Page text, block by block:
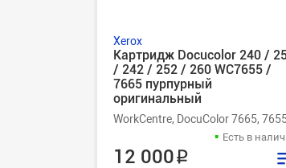
Xerox
Картридж Docucolor 240 /
/ 242 / 252 / 260 WC7655 /
7665 пурпурный
оригинальный
WorkCentre, DocuColor 7665,
Есть в
12 000 ₽